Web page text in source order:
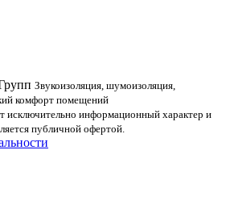
Звукоизоляция, шумоизоляция,
комфорт помещений
исключительно информационный характер и
публичной офертой.